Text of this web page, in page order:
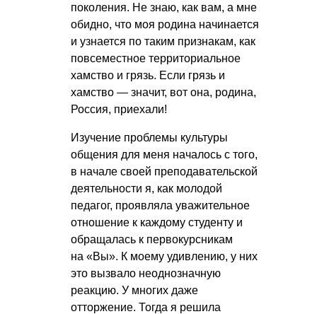
поколения. Не знаю, как вам, а мне
обидно, что моя родина начинается
и узнается по таким признакам, как
повсеместное территориальное
хамство и грязь. Если грязь и
хамство — значит, вот она, родина,
Россия, приехали!
Изучение проблемы культуры
общения для меня началось с того,
в начале своей преподавательской
деятельности я, как молодой
педагог, проявляла уважительное
отношение к каждому студенту и
обращалась к первокурсникам
на «Вы». К моему удивлению, у них
это вызвало неоднозначную
реакцию. У многих даже
отторжение. Тогда я решила